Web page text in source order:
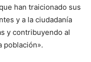
han traicionado sus
y a la ciudadanía
y contribuyendo al
población».